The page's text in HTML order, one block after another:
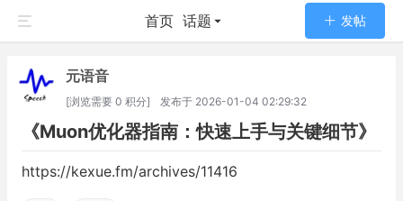
首页 话题 发帖
元语音
[浏览需要 0 积分] 发布于 2026-01-04 02:29:32
《Muon优化器指南：快速上手与关键细节》
https://kexue.fm/archives/11416